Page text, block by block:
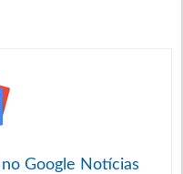
Google Notícias